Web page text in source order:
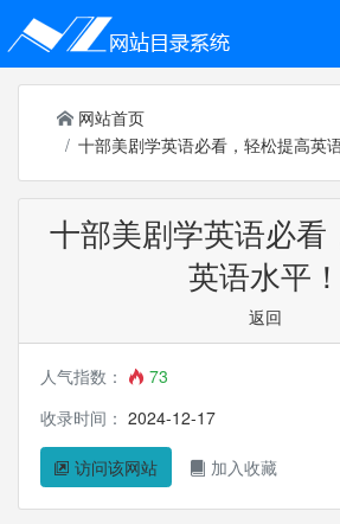
网站首页
十部美剧学英语必看，轻松提高英
十部美剧学英语必看
英语水平！
返回
人气指数：
73
收录时间： 2024-12-17
访问该网站 加入收藏